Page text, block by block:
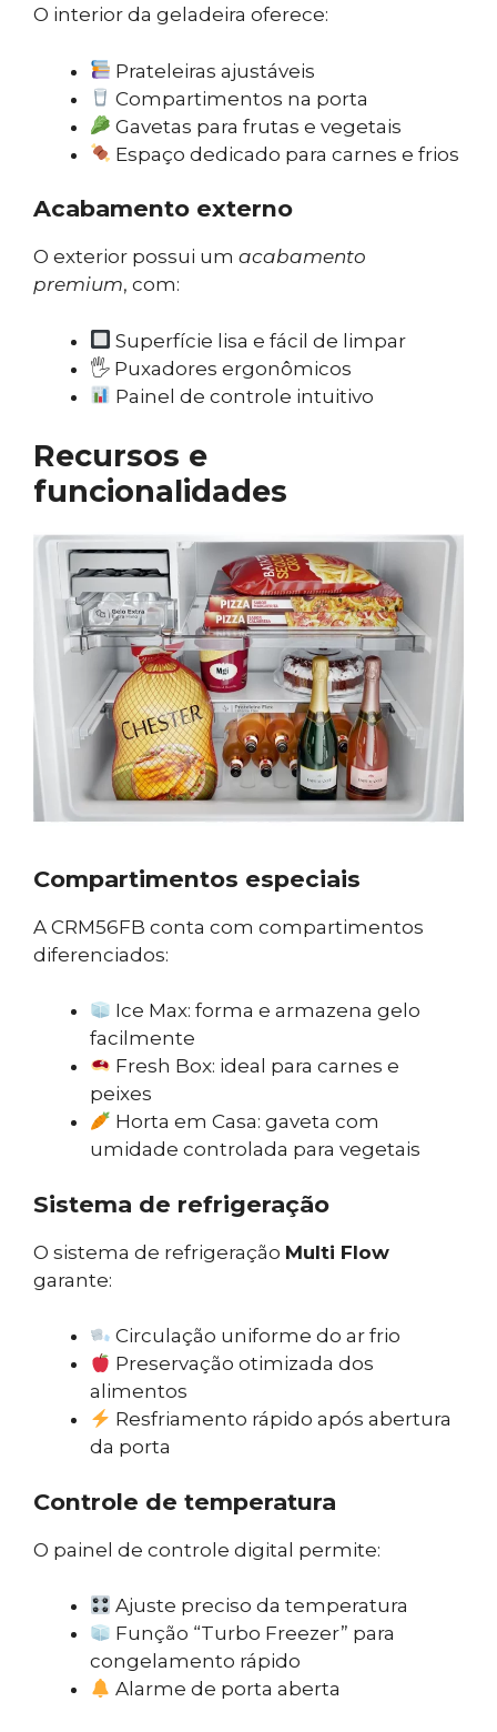
O interior da geladeira oferece:
Prateleiras ajustáveis
Compartimentos na porta
Gavetas para frutas e vegetais
Espaço dedicado para carnes e frios
Acabamento externo
O exterior possui um acabamento
premium, com:
Superfície lisa e fácil de limpar
🖐️ Puxadores ergonômicos
Painel de controle intuitivo
Recursos e
funcionalidades
Compartimentos especiais
A CRM56FB conta com compartimentos
diferenciados:
Ice Max: forma e armazena gelo
facilmente
Fresh Box: ideal para carnes e
peixes
Horta em Casa: gaveta com
umidade controlada para vegetais
Sistema de refrigeração
O sistema de refrigeração Multi Flow
garante:
Circulação uniforme do ar frio
Preservação otimizada dos
alimentos
Resfriamento rápido após abertura
da porta
Controle de temperatura
O painel de controle digital permite:
Ajuste preciso da temperatura
Função “Turbo Freezer” para
congelamento rápido
Alarme de porta aberta